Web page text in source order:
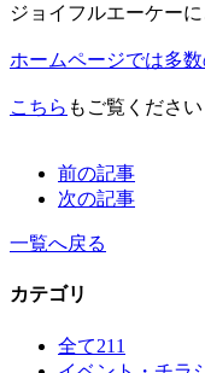
ジョイフルエーケー
ホームページでは多
こちら もご覧ください
前の記事
次の記事
一覧へ戻る
カテゴリ
全て211